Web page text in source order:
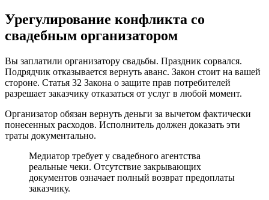
Урегулирование конфликта со
свадебным организатором
Вы заплатили организатору свадьбы. Праздник сорвался.
Подрядчик отказывается вернуть аванс. Закон стоит на вашей
стороне. Статья 32 Закона о защите прав потребителей
разрешает заказчику отказаться от услуг в любой момент.
Организатор обязан вернуть деньги за вычетом фактически
понесенных расходов. Исполнитель должен доказать эти
траты документально.
Медиатор требует у свадебного агентства
реальные чеки. Отсутствие закрывающих
документов означает полный возврат предоплаты
заказчику.